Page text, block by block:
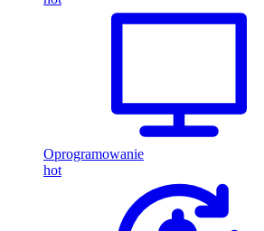
Oprogramowanie
hot